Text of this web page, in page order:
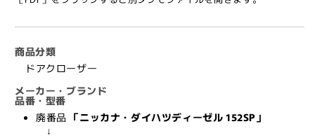
ル
廃
番
ア
ク
ル
ア
ク
商品分類
ドアクローザー
メーカー・ブランド
品番・型番
廃番品 「ニッカナ・ダイハツディーゼル 152SP」
↓